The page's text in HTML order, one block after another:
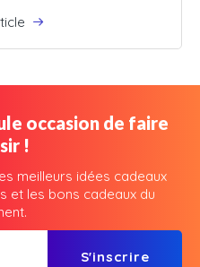
occasion de faire
!
meilleurs idées cadeaux
et les bons cadeaux du
S'inscrire